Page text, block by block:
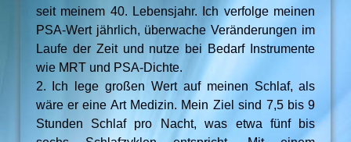
seit meinem 40. Lebensjahr. Ich verfolge meinen
PSA-Wert jährlich, überwache Veränderungen im
Laufe der Zeit und nutze bei Bedarf Instrumente
wie MRT und PSA-Dichte.
2. Ich lege großen Wert auf meinen Schlaf, als
wäre er eine Art Medizin. Mein Ziel sind 7,5 bis 9
Stunden Schlaf pro Nacht, was etwa fünf bis